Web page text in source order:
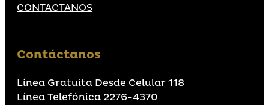
CONTACTANOS
Contáctanos
Línea Gratuita Desde Celular 118
Línea Telefónica 2276-4370